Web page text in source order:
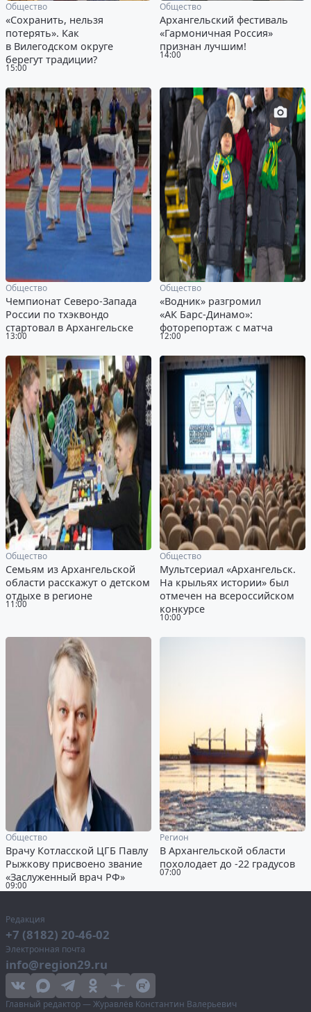
15:00
Общество
«Сохранить, нельзя
потерять». Как
в Вилегодском округе
берегут традиции?
14:00
Общество
Архангельский фестиваль
«Гармоничная Россия»
признан лучшим!
13:00
Общество
Чемпионат Северо-Запада
России по тхэквондо
стартовал в Архангельске
12:00
Общество
«Водник» разгромил
«АК Барс-Динамо»:
фоторепортаж с матча
11:00
Общество
Семьям из Архангельской
области расскажут о детском
отдыхе в регионе
10:00
Общество
Мультсериал «Архангельск.
На крыльях истории» был
отмечен на всероссийском
конкурсе
09:00
Общество
Врачу Котласской ЦГБ Павлу
Рыжкову присвоено звание
«Заслуженный врач РФ»
07:00
Регион
В Архангельской области
похолодает до -22 градусов
Редакция
+7 (8182) 20-46-02
Электронная почта
info@region29.ru
Главный редактор — Журавлёв Константин Валерьевич